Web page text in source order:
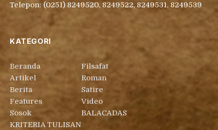
Telepon: (0251) 8249520, 8249522, 8249531, 8249539
KATEGORI
Beranda
Artikel
Berita
Features
Sosok
KRITERIA TULISAN
Filsafat
Roman
Satire
Video
BALACADAS